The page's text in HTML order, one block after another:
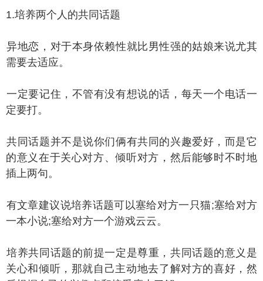
养两个人的共同话题
恋，对于本身依赖性就比男性强的姑娘来说尤其
需要去适应。
要记住，不管有没有想说的话，每天一个电话一
定要打。
话题并不是说你们俩有共同的兴趣爱好，而是它
的意义在于关心对方、倾听对方，然后能够时不时地
插上两句。
章建议说培养话题可以塞给对方一只猫;塞给对方
一本小说;塞给对方一个游戏云云。
共同话题的前提一定是尊重，共同话题的意义是
关心和倾听，那就自己主动地去了解对方的喜好，然